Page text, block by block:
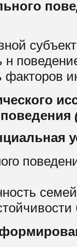
н
факторов